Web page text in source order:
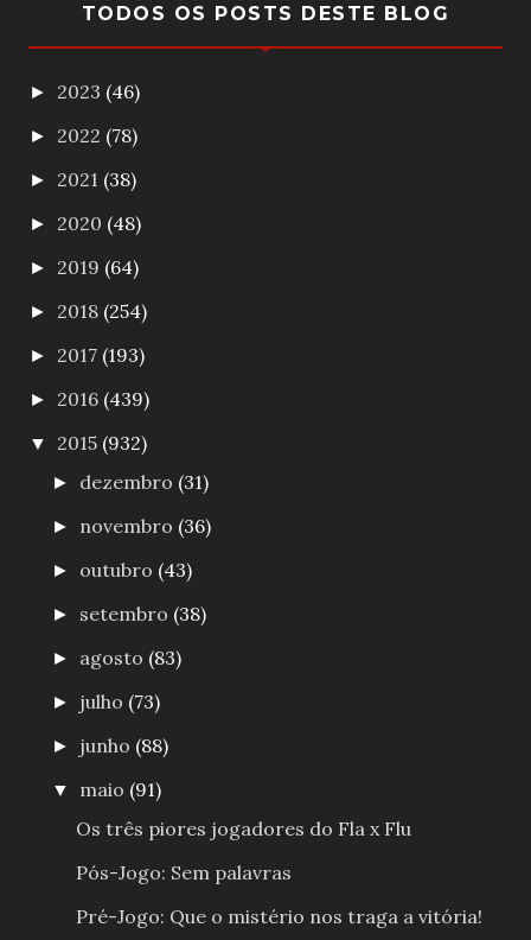
TODOS OS POSTS DESTE BLOG
► 2023 (46)
► 2022 (78)
► 2021 (38)
► 2020 (48)
► 2019 (64)
► 2018 (254)
► 2017 (193)
► 2016 (439)
▼ 2015 (932)
► dezembro (31)
► novembro (36)
► outubro (43)
► setembro (38)
► agosto (83)
► julho (73)
► junho (88)
▼ maio (91)
Os três piores jogadores do Fla x Flu
Pós-Jogo: Sem palavras
Pré-Jogo: Que o mistério nos traga a vitória!